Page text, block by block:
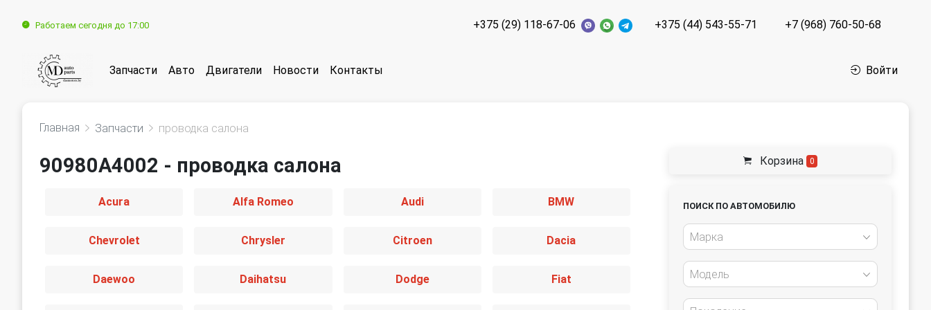
Работаем сегодня до 17:00 +375 (29) 118-67-06 +375 (44) 543-55-71 +7 (968) 760-50-68
Запчасти Авто Двигатели Новости Контакты Войти
Главная Запчасти проводка салона
90980A4002 - проводка салона
Acura Alfa Romeo Audi BMW
Chevrolet Chrysler Citroen Dacia
Daewoo Daihatsu Dodge Fiat
Корзина 0
ПОИСК ПО АВТОМОБИЛЮ
Марка
Модель